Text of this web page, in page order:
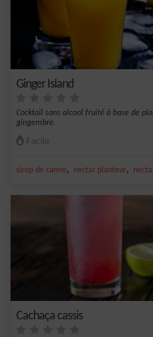
Ginger Island
Cocktail sans alcool fruité à base de
gingembre.
Facile
sirop de canne, nectar planteur,
Cachaça cassis